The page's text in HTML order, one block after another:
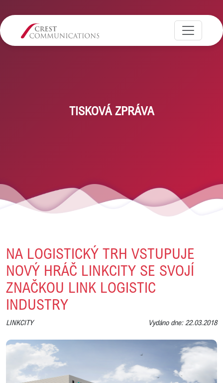
TISKOVÁ ZPRÁVA
NA LOGISTICKÝ TRH VSTUPUJE
NOVÝ HRÁČ LINKCITY SE SVOJÍ
ZNAČKOU LINK LOGISTIC
INDUSTRY
LINKCITY Vydáno dne: 22.03.2018